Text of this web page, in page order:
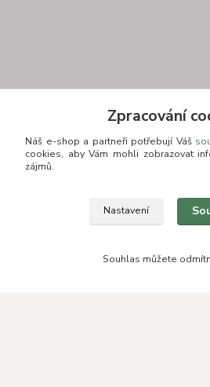
Kontakt
Otevírací doba: PO-PÁ: 9:00-16:00 NUTNÁ
Zpracování
Náš e-shop a partneři potřebují Váš
cookies, aby Vám mohli zobrazovat
zájmů.
Nastavení
Souhlas můžete